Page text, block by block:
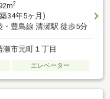
2
34年5ヶ月)
・豊島線 清瀬駅 徒歩5分
瀬市元町１丁目
エレベーター